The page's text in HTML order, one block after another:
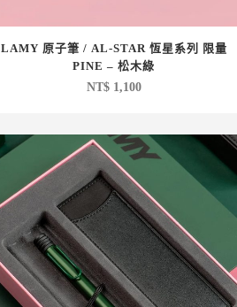
LAMY 原子筆 / AL-STAR 恆星系列 限量
PINE – 松木綠
NT$1,100